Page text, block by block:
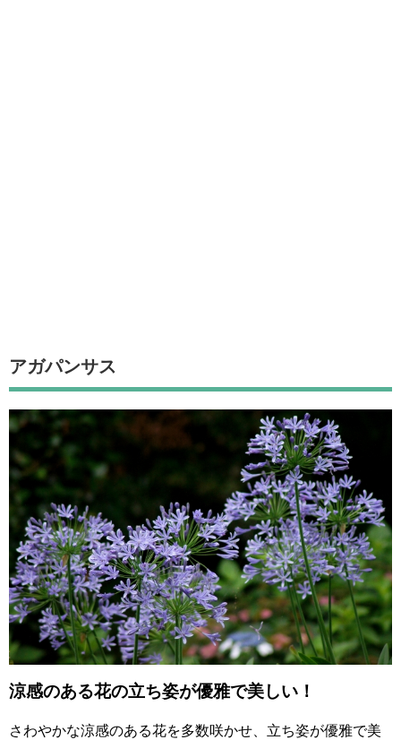
アガパンサス
涼感のある花の立ち姿が優雅で美しい！
さわやかな涼感のある花を多数咲かせ、立ち姿が優雅で美